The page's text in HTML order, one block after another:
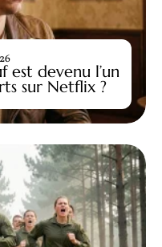
est devenu l’un
sur Netflix ?